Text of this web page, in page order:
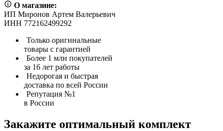
О магазине:
ИП Миронов Артем Валерьевич
ИНН 772162499292
Только оригинальные
товары с гарантией
Более 1 млн покупателей
за 16 лет работы
Недорогая и быстрая
доставка по всей России
Репутация №1
в России
Закажите оптимальный комплект